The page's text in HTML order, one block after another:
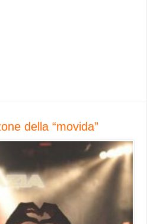
della “movida”